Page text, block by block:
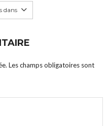
dans
Les champs obligatoires sont